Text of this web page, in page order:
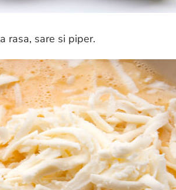
rasa, sare si piper.